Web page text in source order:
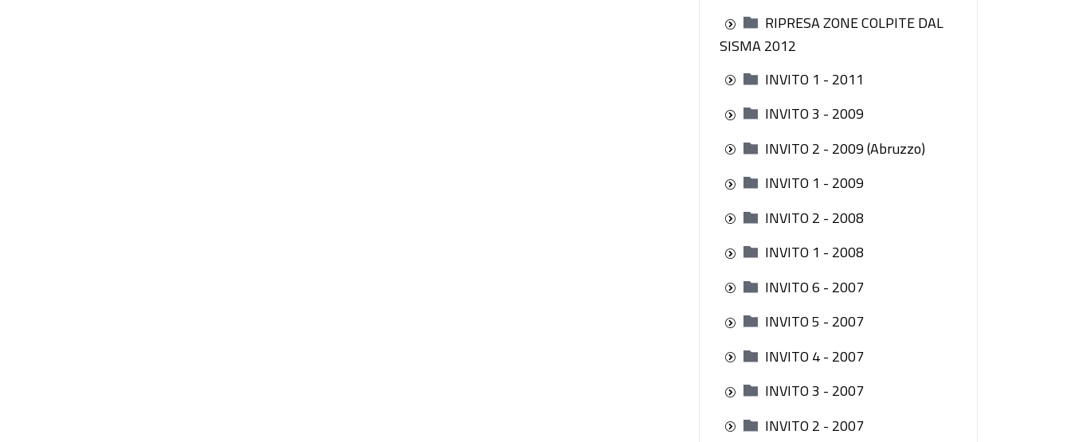
RIPRESA ZONE COLPITE DAL
SISMA 2012
INVITO 1 - 2011
INVITO 3 - 2009
INVITO 2 - 2009 (Abruzzo)
INVITO 1 - 2009
INVITO 2 - 2008
INVITO 1 - 2008
INVITO 6 - 2007
INVITO 5 - 2007
INVITO 4 - 2007
INVITO 3 - 2007
INVITO 2 - 2007